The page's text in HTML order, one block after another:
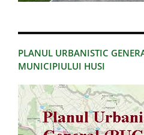
PLANUL URBANISTIC
MUNICIPIULUI HUSI